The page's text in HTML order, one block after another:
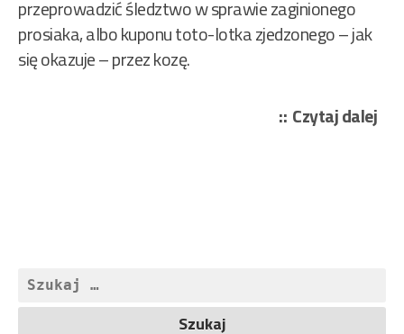
przeprowadzić śledztwo w sprawie zaginionego
prosiaka, albo kuponu toto-lotka zjedzonego – jak
się okazuje – przez kozę.
Czytaj dalej
Szukaj: